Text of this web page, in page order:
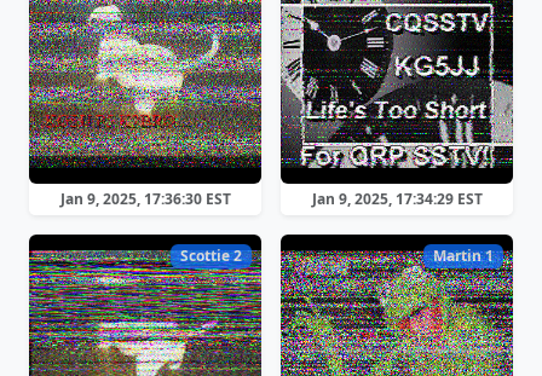
Jan 9, 2025, 17:36:30 EST Jan 9, 2025, 17:34:29 EST
Scottie 2 Martin 1